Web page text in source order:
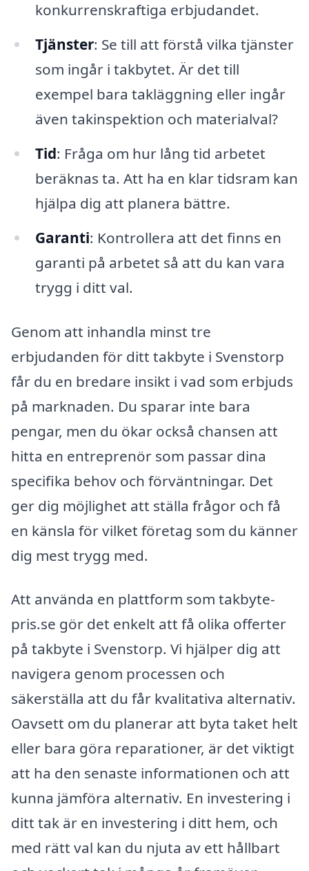
konkurrenskraftiga erbjudandet.
Tjänster: Se till att förstå vilka tjänster
som ingår i takbytet. Är det till
exempel bara takläggning eller ingår
även takinspektion och materialval?
Tid: Fråga om hur lång tid arbetet
beräknas ta. Att ha en klar tidsram kan
hjälpa dig att planera bättre.
Garanti: Kontrollera att det finns en
garanti på arbetet så att du kan vara
trygg i ditt val.
Genom att inhandla minst tre
erbjudanden för ditt takbyte i Svenstorp
får du en bredare insikt i vad som erbjuds
på marknaden. Du sparar inte bara
pengar, men du ökar också chansen att
hitta en entreprenör som passar dina
specifika behov och förväntningar. Det
ger dig möjlighet att ställa frågor och få
en känsla för vilket företag som du känner
dig mest trygg med.
Att använda en plattform som takbyte-
pris.se gör det enkelt att få olika offerter
på takbyte i Svenstorp. Vi hjälper dig att
navigera genom processen och
säkerställa att du får kvalitativa alternativ.
Oavsett om du planerar att byta taket helt
eller bara göra reparationer, är det viktigt
att ha den senaste informationen och att
kunna jämföra alternativ. En investering i
ditt tak är en investering i ditt hem, och
med rätt val kan du njuta av ett hållbart